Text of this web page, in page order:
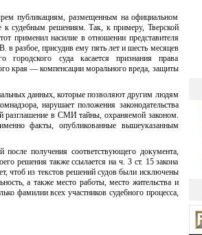
публикациям, размещенным на официальном
к судебным решениям. Так, к примеру, Тверской
применил насилие в отношении представителя
разбое, присудив ему пять лет и шесть месяцев
городского суда касается признания права
края — компенсации морального вреда, защиты
данных, которые позволяют другим людям
нарушает положения законодательства
разглашение в СМИ тайны, охраняемой законом.
факты, опубликованные вышеуказанным
получения соответствующего документа,
решения также ссылается на ч. 3 ст. 15 закона
чтоб из текстов решений судов были исключены
а также место работы, место жительства и
фамилии всех участников судебного процесса,